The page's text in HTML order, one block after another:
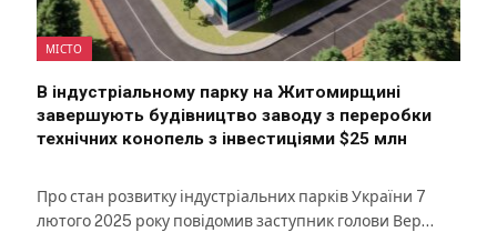
МІСТО
В індустріальному парку на Житомирщині
завершують будівництво заводу з переробки
технічних конопель з інвестиціями $25 млн
Про стан розвитку індустріальних парків України 7
лютого 2025 року повідомив заступник голови Вер…